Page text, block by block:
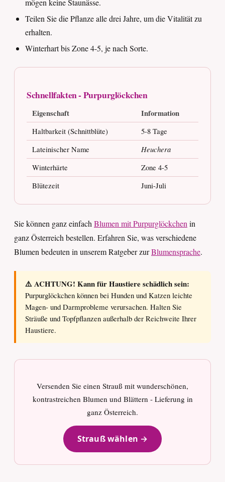
mögen keine Staunässe.
Teilen Sie die Pflanze alle drei Jahre, um die Vitalität zu
erhalten.
Winterhart bis Zone 4-5, je nach Sorte.
Schnellfakten - Purpurglöckchen
Eigenschaft Information
Haltbarkeit (Schnittblüte)
5-8 Tage
Lateinischer Name
Heuchera
Winterhärte
Zone 4-5
Blütezeit
Juni-Juli
Sie können ganz einfach Blumen mit Purpurglöckchen in
ganz Österreich bestellen. Erfahren Sie, was verschiedene
Blumen bedeuten in unserem Ratgeber zurBlumensprache.
⚠️ ACHTUNG! Kann für Haustiere schädlich sein:
Purpurglöckchen können bei Hunden und Katzen leichte
Magen- und Darmprobleme verursachen. Halten Sie
Sträuße und Topfpflanzen außerhalb der Reichweite Ihrer
Haustiere.
Versenden Sie einen Strauß mit wunderschönen,
kontrastreichen Blumen und Blättern - Lieferung in
ganz Österreich.
Strauß wählen →